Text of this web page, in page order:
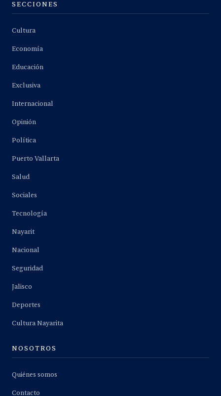
SECCIONES
Cultura
Economía
Educación
Exclusiva
Internacional
Opinión
Política
Puerto Vallarta
Salud
Sociales
Tecnología
Nayarit
Nacional
Seguridad
Jalisco
Deportes
Cultura Nayarita
NOSOTROS
Quiénes somos
Contacto